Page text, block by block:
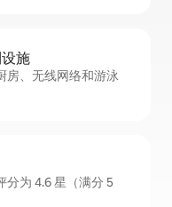
施
房、无线网络和游泳
分为 4.6 星（满分 5